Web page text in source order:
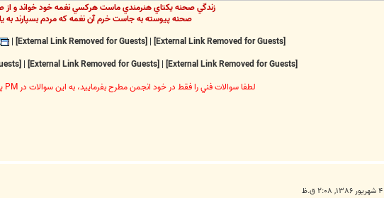
زندگي صحنه يکتاي هنرمندي ماست هرکسي نغمه خود خواند و از
صحنه پيوسته به جاست خرم آن نغمه که مردم بسپارند به
[External Link Removed for Guests]
|
[External Link Removed for Guests]
|
[External Link Removed for Guests]
|
[External Link Removed for Guests]
|
[External Link Removed for Guests]
لطفا سوالات فني را فقط در خود انجمن مطرح بفرماييد، به اين سوالات در PM پاسخ داده نخواهد شد